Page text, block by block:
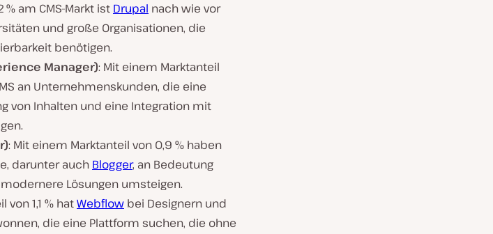
% am CMS-Markt ist Drupal nach wie vor
und große Organisationen, die
benötigen.
Manager): Mit einem Marktanteil
an Unternehmenskunden, die eine
von Inhalten und eine Integration mit
: Mit einem Marktanteil von 0,9 % haben
darunter auch Blogger, an Bedeutung
Lösungen umsteigen.
1,1 % hatWebflow bei Designern und
die eine Plattform suchen, die ohne